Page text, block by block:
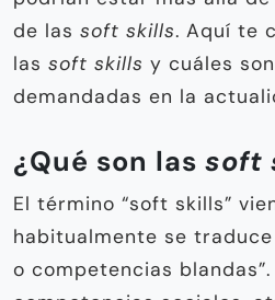
de las soft skills. Aquí te
las soft skills y cuáles
demandadas en la
¿Qué son las soft
El término “soft skills”
habitualmente se
o competencias